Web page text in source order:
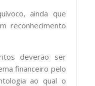
ainda que
reconhecimento
deverão ser
financeiro pelo
ao qual o